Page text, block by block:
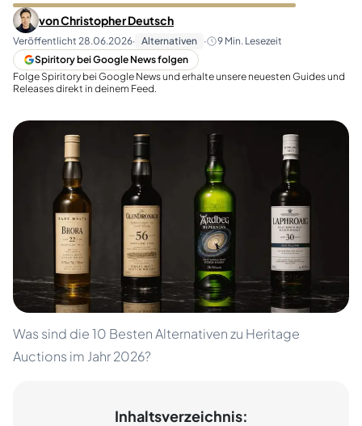
vonChristopher Deutsch
Veröffentlicht 28.06.2026· Alternativen · 9 Min. Lesezeit
Spiritory bei Google News folgen
Folge Spiritory bei Google News und erhalte unsere neuesten Guides und
Releases direkt in deinem Feed.
Was sind die 10 Besten Alternativen zu Heritage
Auctions im Jahr 2026?
Inhaltsverzeichnis: